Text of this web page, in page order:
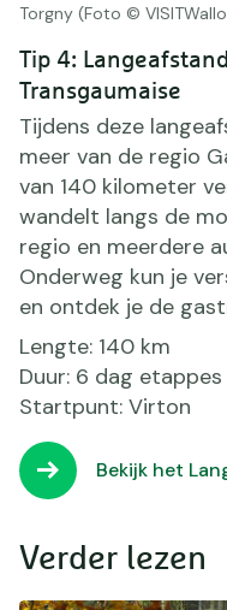
Torgny (Foto ©
Tip 4:
Transgaumaise
Tijdens deze
meer van de regio
van 140 kilometer
wandelt langs de
regio en meerdere
Onderweg kun je
en ontdek je de
Lengte: 140 km
Duur: 6 dag etappes
Startpunt: Virton
Bekijk het
Verder lezen